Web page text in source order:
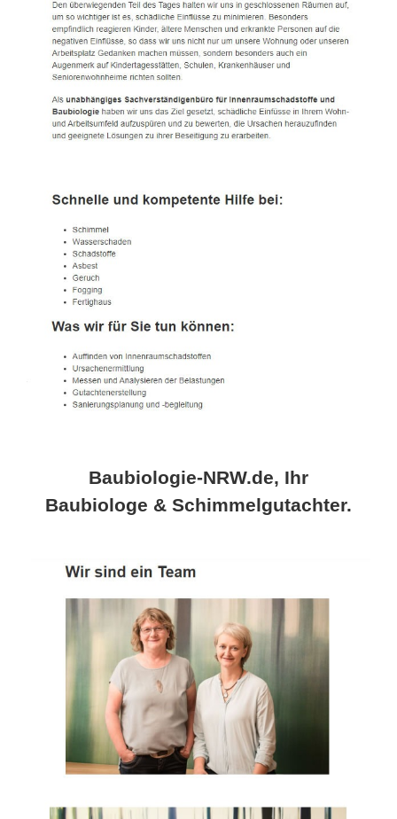
Baubiologie-NRW.de, Ihr
Baubiologe & Schimmelgutachter.